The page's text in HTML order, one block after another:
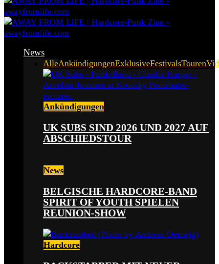
News
AlleAnkündigungenExklusiveFestivalsTouren
Ankündigungen
UK SUBS SIND 2026 UND 2027 AUF
ABSCHIEDSTOUR
News
BELGISCHE HARDCORE-BAND
SPIRIT OF YOUTH SPIELEN
REUNION-SHOW
Hardcore